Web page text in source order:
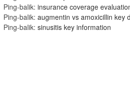
Ping-balik: insurance coverage
Ping-balik: augmentin vs amoxicillin key
Ping-balik: sinusitis key information